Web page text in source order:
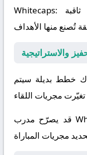
Whitecaps:
تُصنع منها الأهداف
خطط بديلة سيتم
تغيّرت مجريات اللقاء
قد يصرّح مدرب Whitecaps بأن أداء الحارس سيكون
مجريات المباراة